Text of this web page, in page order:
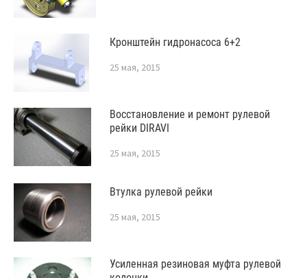
Кронштейн гидронасоса 6+2
25 мая, 2015
Восстановление и ремонт рулевой
рейки DIRAVI
25 мая, 2015
Втулка рулевой рейки
25 мая, 2015
Усиленная резиновая муфта рулевой